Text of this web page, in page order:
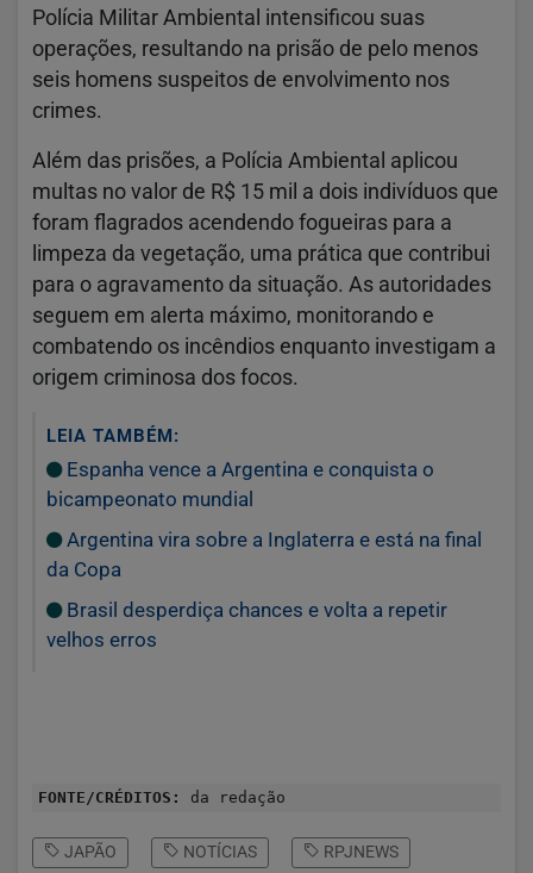
Polícia Militar Ambiental intensificou suas
operações, resultando na prisão de pelo menos
seis homens suspeitos de envolvimento nos
crimes.
Além das prisões, a Polícia Ambiental aplicou
multas no valor de R$ 15 mil a dois indivíduos que
foram flagrados acendendo fogueiras para a
limpeza da vegetação, uma prática que contribui
para o agravamento da situação. As autoridades
seguem em alerta máximo, monitorando e
combatendo os incêndios enquanto investigam a
origem criminosa dos focos.
LEIA TAMBÉM:
Espanha vence a Argentina e conquista o
bicampeonato mundial
Argentina vira sobre a Inglaterra e está na final
da Copa
Brasil desperdiça chances e volta a repetir
velhos erros
FONTE/CRÉDITOS: da redação
JAPÃO NOTÍCIAS RPJNEWS